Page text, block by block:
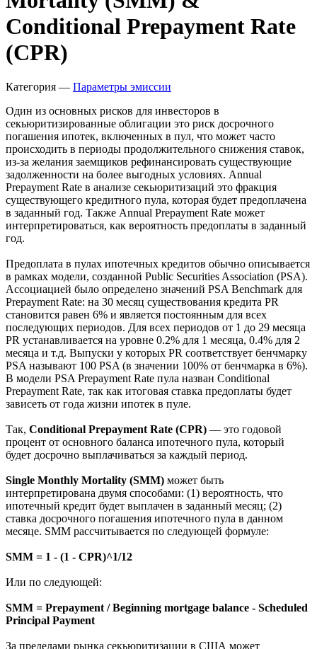
SMM to CPR | Single Monthly
Mortality (SMM) &
(CPR)
Категория —Параметры эмиссии
Один из основных рисков для инвесторов в
секьюритизированные облигации это риск досрочного
погашения ипотек, включенных в пул, что может часто
происходить в периоды продолжительного снижения ставок,
из-за желания заемщиков рефинансировать существующие
задолженности на более выгодных условиях. Annual
Prepayment Rate в анализе секьюритизаций это фракция
в заданный год. Также Annual Prepayment Rate может
интерпретироваться, как вероятность предоплаты в заданный
год.
Предоплата в пулах ипотечных кредитов обычно описывается
в рамках модели, созданной Public Securities Association (PSA).
Ассоциацией было определено значений PSA Benchmark для
Prepayment Rate: на 30 месяц существования кредита PR
становится равен 6% и является постоянным для всех
последующих периодов. Для всех периодов от 1 до 29 месяца
PR устанавливается на уровне 0.2% для 1 месяца, 0.4% для 2
месяца и т.д. Выпуски у которых PR соответствует бенчмарку
В модели PSA Prepayment Rate пула назван Conditional
Prepayment Rate, так как итоговая ставка предоплаты будет
зависеть от года жизни ипотек в пуле.
Так,Conditional Prepayment Rate (CPR)— это годовой
процент от основного баланса ипотечного пула, который
будет досрочно выплачиваться за каждый период.
Single Monthly Mortality (SMM) может быть
ипотечный кредит будет выплачен в заданный месяц; (2)
месяце. SMM рассчитывается по следующей формуле:
SMM = 1 - (1 - CPR)^1/12